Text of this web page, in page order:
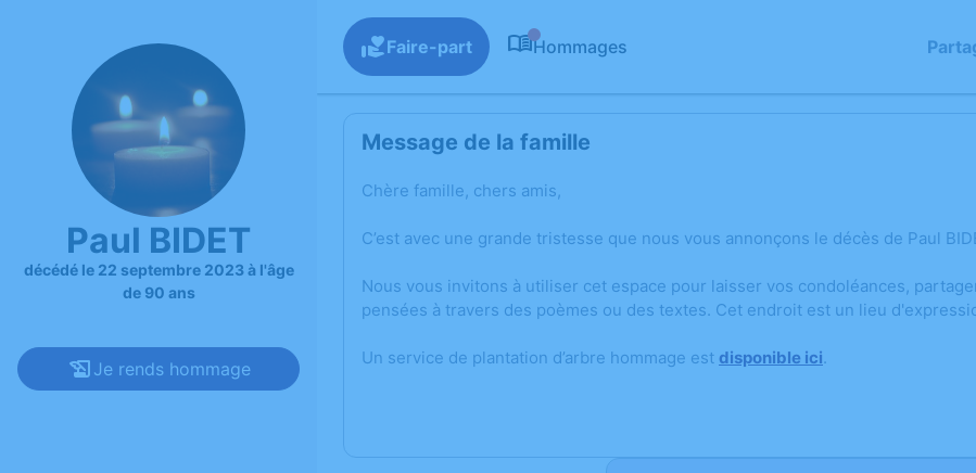
Paul BIDET
décédé le 22 septembre 2023 à l'âge
de 90 ans
Je rends hommage
Faire-part Hommages
Message de la famille
Chère famille, chers amis,
C’est avec une grande tristesse que nous vous annonçons le décès de Paul
Nous vous invitons à utiliser cet espace pour laisser vos condoléances,
pensées à travers des poèmes ou des textes. Cet endroit est un lieu
Un service de plantation d’arbre hommage est disponible ici.